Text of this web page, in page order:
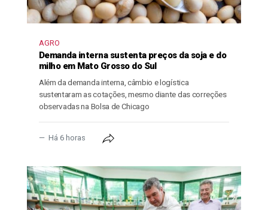
AGRO
Demanda interna sustenta preços da soja e do
milho em Mato Grosso do Sul
Além da demanda interna, câmbio e logística
sustentaram as cotações, mesmo diante das correções
observadas na Bolsa de Chicago
Há 6 horas